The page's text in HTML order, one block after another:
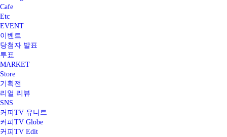
Cafe
Etc
EVENT
이벤트
당첨자 발표
투표
MARKET
Store
기획전
리얼 리뷰
SNS
커피TV 유니트
커피TV Globe
커피TV Edit